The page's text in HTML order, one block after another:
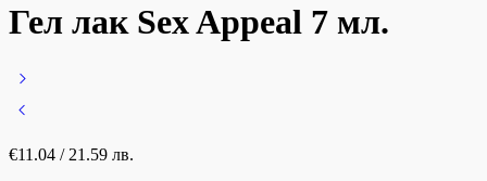
Гел лак Sex Appeal 7 мл.
€11.04 / 21.59 лв.